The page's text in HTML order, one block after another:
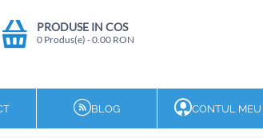
PRODUSE IN COS
0 Produs(e) -0.00RON
BLOG CONTUL MEU